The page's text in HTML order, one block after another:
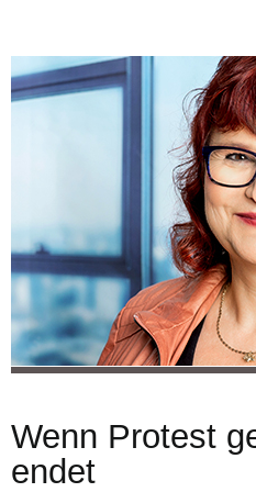
Wenn Protest
endet